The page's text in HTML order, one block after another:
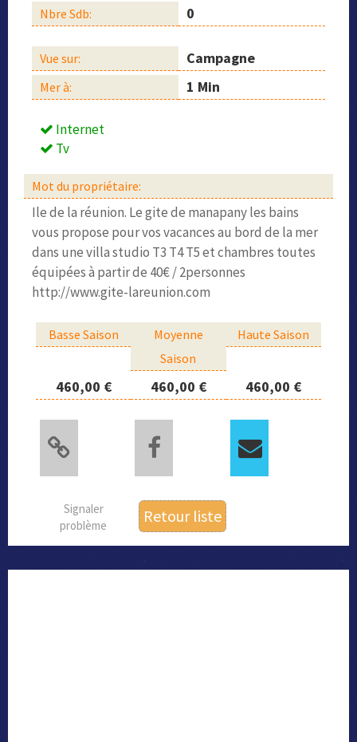
Nbre Sdb: 0
Vue sur: Campagne
Mer à: 1 Min
Internet
Tv
Mot du propriétaire:
Ile de la réunion. Le gite de manapany les bains
vous propose pour vos vacances au bord de la mer
dans une villa studio T3 T4 T5 et chambres toutes
équipées à partir de 40€ / 2personnes
http://www.gite-lareunion.com
Basse Saison
Moyenne
Saison
Haute Saison
460,00 € 460,00 € 460,00 €
Signaler
problème
Retour liste